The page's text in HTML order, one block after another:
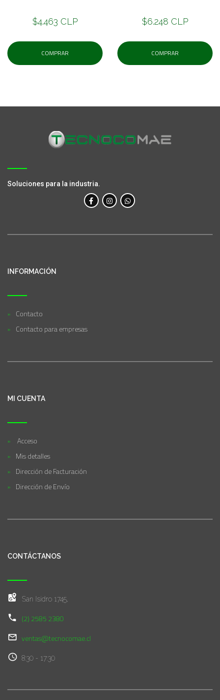
$4.463 CLP
COMPRAR
$6.248 CLP
COMPRAR
Soluciones para la industria.
INFORMACIÓN
Contacto
Contacto para empresas
MI CUENTA
Acceso
Mis detalles
Dirección de Facturación
Dirección de Envío
CONTÁCTANOS
San Isidro 1745,
(2) 2585 2380
ventas@tecnocomae.cl
8:30 - 17:30